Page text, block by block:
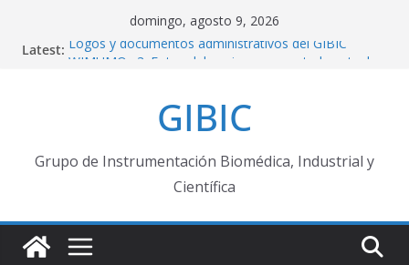
domingo, agosto 9, 2026
Latest: Logos y documentos administrativos del GIBIC
WIMUMO v3: Fotos del equipo en su estado actual
Máquinas de Estado Finitas
Repositorio público GIBIC – ADS1299
GIBIC
Grupo de Instrumentación Biomédica, Industrial y
Científica